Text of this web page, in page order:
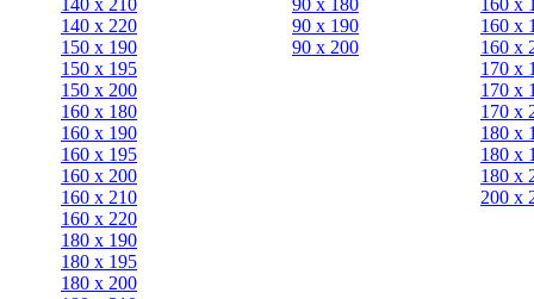
140 x 210
140 x 220
150 х 190
150 х 195
150 х 200
160 x 180
160 х 190
160 х 195
160 х 200
160 x 210
160 x 220
180 х 190
180 х 195
180 х 200
90 х 180
90 x 190
90 x 200
160 х
160 х
160 х
170 х
170 х
170 х
180 х
180 х
180 х
200 x